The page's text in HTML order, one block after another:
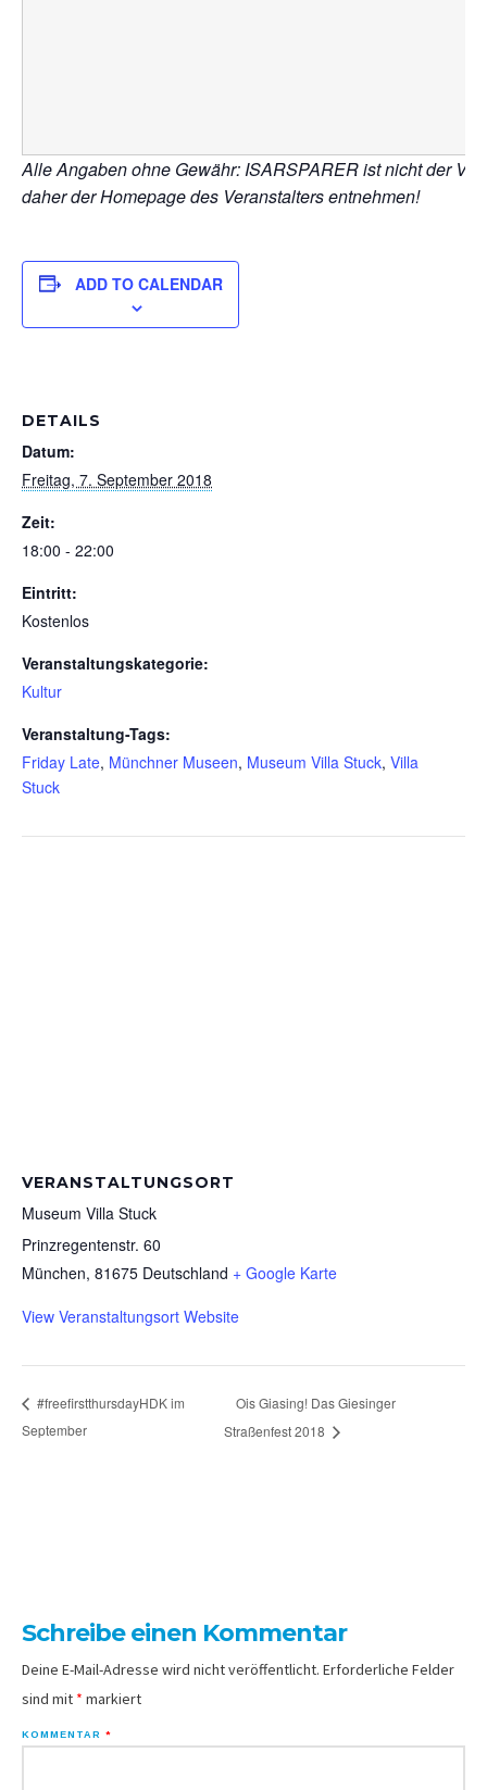
Alle Angaben ohne Gewähr: ISARSPARER ist nicht der
daher der Homepage des Veranstalters entnehmen!
ADD TO CALENDAR
DETAILS
Datum:
Freitag, 7. September 2018
Zeit:
18:00 - 22:00
Eintritt:
Kostenlos
Veranstaltungskategorie:
Kultur
Veranstaltung-Tags:
Friday Late, Münchner Museen, Museum Villa Stuck, Villa
Stuck
VERANSTALTUNGSORT
Museum Villa Stuck
Prinzregentenstr. 60
München, 81675 Deutschland + Google Karte
View Veranstaltungsort Website
#freefirstthursdayHDK im
September
Ois Giasing! Das Giesinger
Straßenfest 2018
Schreibe einen Kommentar
Deine E-Mail-Adresse wird nicht veröffentlicht. Erforderliche Felder
sind mit * markiert
KOMMENTAR *